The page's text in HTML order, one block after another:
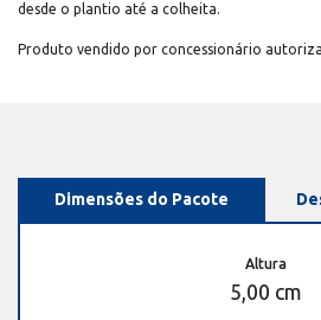
desde o plantio até a colheita.
Produto vendido por concessionário
Dimensões do Pacote
Altura
5,00 cm